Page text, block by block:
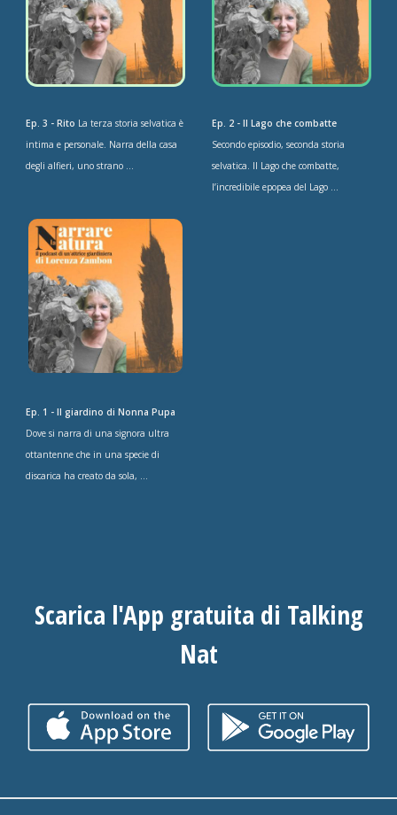
Ep. 3 - Rito La terza storia selvatica è
intima e personale. Narra della casa
degli alfieri, uno strano ...
Ep. 2 - Il Lago che combatte
Secondo episodio, seconda storia
selvatica. Il Lago che combatte,
l’incredibile epopea del Lago ...
Ep. 1 - Il giardino di Nonna Pupa
Dove si narra di una signora ultra
ottantenne che in una specie di
discarica ha creato da sola, ...
Scarica l'App gratuita di Talking
Nat